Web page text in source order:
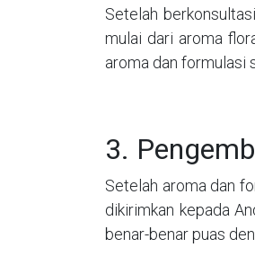
Setelah
mulai dari aroma
aroma dan formulasi
3.
Setelah aroma dan
dikirimkan kepada
benar-benar puas